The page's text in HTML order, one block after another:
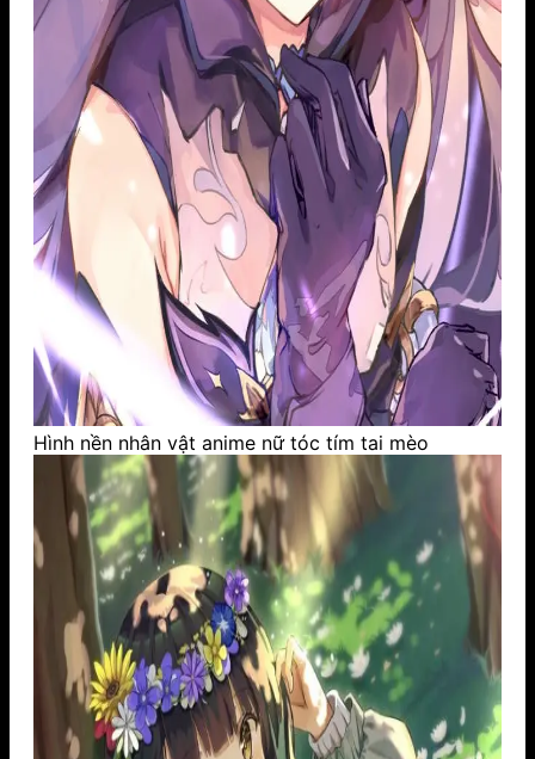
Hình nền nhân vật anime nữ tóc tím tai mèo